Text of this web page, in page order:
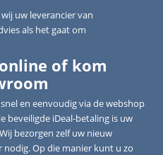
uw leverancier van
als het gaat om
of kom
en eenvoudig via de webshop
beveiligde iDeal-betaling is uw
bezorgen zelf uw nieuw
Op die manier kunt u zo